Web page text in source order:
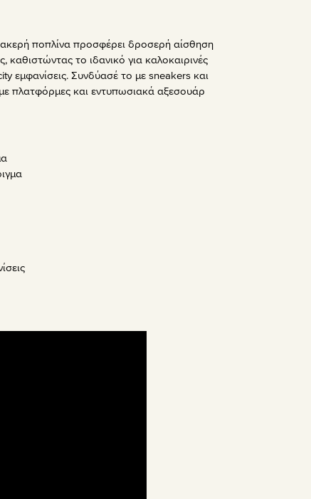
ποπλίνα προσφέρει δροσερή αίσθηση
καθιστώντας το ιδανικό για καλοκαιρινές
εμφανίσεις. Συνδύασέ το με sneakers και
πλατφόρμες και εντυπωσιακά αξεσουάρ